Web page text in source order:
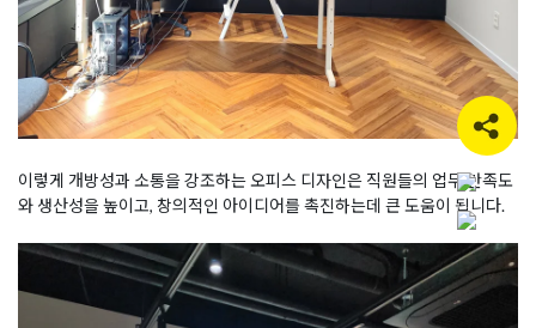
이렇게 개방성과 소통을 강조하는 오피스 디자인은 직원들의 업무 만족도
와 생산성을 높이고, 창의적인 아이디어를 촉진하는데 큰 도움이 됩니다.